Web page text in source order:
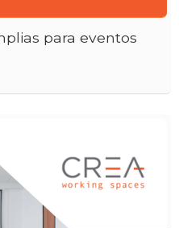
para eventos